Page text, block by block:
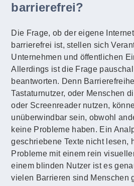
barrierefrei?
Die Frage, ob der eigene
barrierefrei ist, stellen sich
Unternehmen und öffentlichen
Allerdings ist die Frage
beantworten. Denn
Tastaturnutzer, oder Menschen
oder Screenreader nutzen,
unüberwindbar sein, obwohl
keine Probleme haben. Ein
geschriebene Texte nicht lesen,
Probleme mit einem rein
einem blinden Nutzer ist es
vielen Barrieren sind Menschen